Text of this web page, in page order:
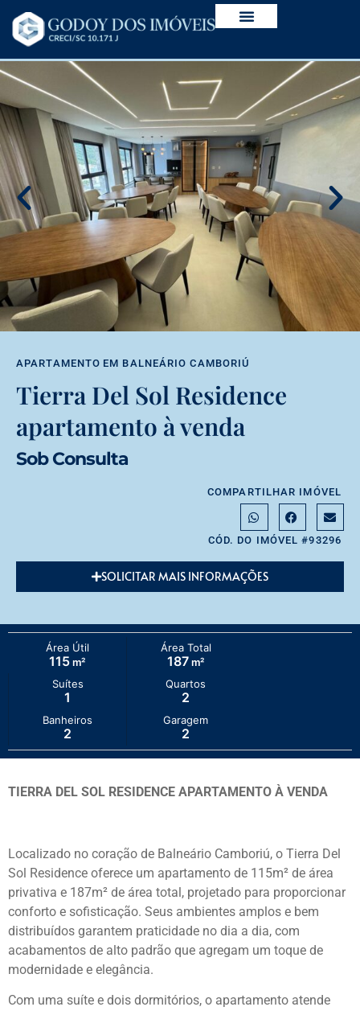
APARTAMENTO EM BALNEÁRIO CAMBORIÚ
Tierra Del Sol Residence
apartamento à venda
Sob Consulta
COMPARTILHAR IMÓVEL
CÓD. DO IMÓVEL #93296
SOLICITAR MAIS INFORMAÇÕES
Área Útil
115 m²
Área Total
187 m²
Suítes
1
Quartos
2
Banheiros
2
Garagem
2
TIERRA DEL SOL RESIDENCE APARTAMENTO À VENDA
Localizado no coração de Balneário Camboriú, o Tierra Del
Sol Residence oferece um apartamento de 115m² de área
privativa e 187m² de área total, projetado para proporcionar
conforto e sofisticação. Seus ambientes amplos e bem
distribuídos garantem praticidade no dia a dia, com
acabamentos de alto padrão que agregam um toque de
modernidade e elegância.
Com uma suíte e dois dormitórios, o apartamento atende